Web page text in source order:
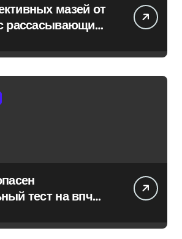
мазей от
рассасывающим
тест на впч